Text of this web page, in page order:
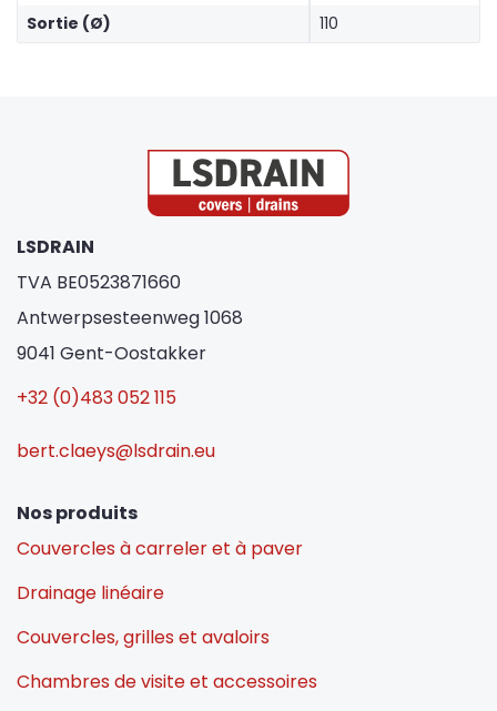
Sortie (Ø)
110
LSDRAIN
TVA BE0523871660
Antwerpsesteenweg 1068
9041 Gent-Oostakker
+32 (0)483 052 115
bert.claeys@lsdrain.eu
Nos produits
Couvercles à carreler et à paver
Drainage linéaire
Couvercles, grilles et avaloirs
Chambres de visite et accessoires